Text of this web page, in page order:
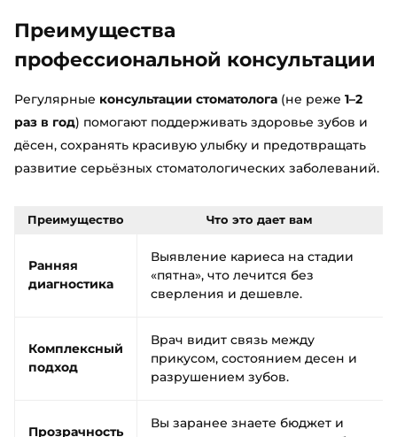
Преимущества
профессиональной консультации
Регулярные консультации стоматолога (не реже 1–2
раз в год) помогают поддерживать здоровье зубов и
дёсен, сохранять красивую улыбку и предотвращать
развитие серьёзных стоматологических заболеваний.
Преимущество Что это дает вам
Ранняя
диагностика
Выявление кариеса на стадии
«пятна», что лечится без
сверления и дешевле.
Комплексный
подход
Врач видит связь между
прикусом, состоянием десен и
разрушением зубов.
Прозрачность
Вы заранее знаете бюджет и